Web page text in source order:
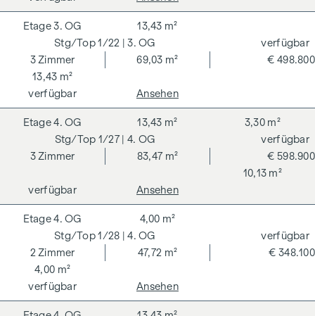
1/22 | 3. OG
3. OG
3Zimmer 69,03 m²
13,43 m²
13,43 m²
€ 498.800
verfügbar
verfügbar
Ansehen
1/27 | 4. OG
4. OG
3Zimmer 83,47 m²
13,43 m² 3,30 m²
10,13 m²
€ 598.900
verfügbar
verfügbar
Ansehen
1/28 | 4. OG
4. OG
2Zimmer 47,72 m²
4,00 m²
4,00 m²
€ 348.100
verfügbar
verfügbar
Ansehen